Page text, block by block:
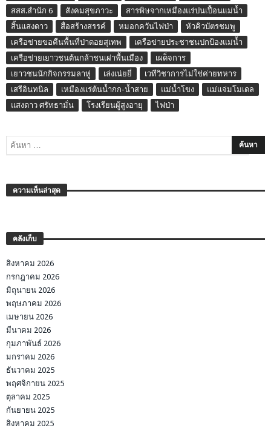
สสส.สำนัก 6
สังคมสุขภาวะ
สารพิษจากเหมืองแร่ปนเปื้อนแม่น้ำ
สิ้นแสงดาว
สื่อสร้างสรรค์ หมอกควันไฟป่า
หัวคิวบัตรชมพู
เครือข่ายขอคืนพื้นที่ป่าดอยสุเทพ
เครือข่ายประชาชนปกป้องแม่น้ำ
เครือข่ายเยาวชนต้นกล้าชนเผ่าพื้นเมือง
เผด็จการ
เยาวชนนักกิจกรรมลาหู่
เล่งเน่ยยี่
เวทีวิชาการไม่ใช่ค่ายทหาร
เสรีอินทนิล
เหมืองแร่ต้นน้ำกก-น้ำสาย แม่น้ำโขง
แม่แจ่มโมเดล
แสงดาว ศรัทธามั่น
โรงเรียนผู้สูงอายุ ไฟป่า
ความเห็นล่าสุด
คลังเก็บ
สิงหาคม 2026
กรกฎาคม 2026
มิถุนายน 2026
พฤษภาคม 2026
เมษายน 2026
มีนาคม 2026
กุมภาพันธ์ 2026
มกราคม 2026
ธันวาคม 2025
พฤศจิกายน 2025
ตุลาคม 2025
กันยายน 2025
สิงหาคม 2025